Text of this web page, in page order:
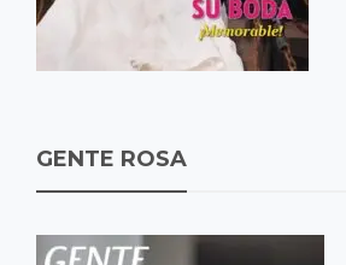
GENTE ROSA